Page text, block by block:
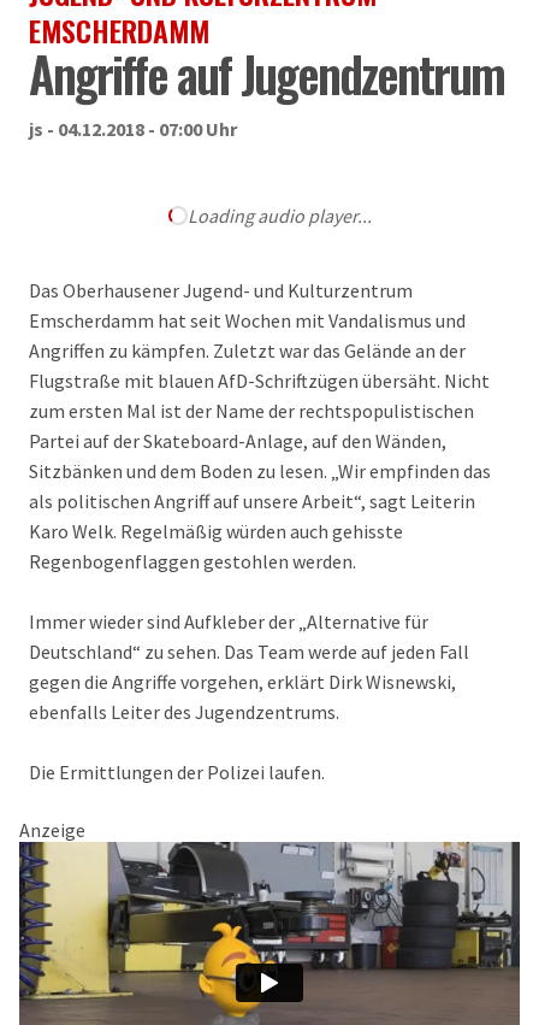
EMSCHERDAMM
Angriffe auf Jugendzentrum
js - 04.12.2018 - 07:00 Uhr
Loading audio player...
Das Oberhausener Jugend- und Kulturzentrum
Emscherdamm hat seit Wochen mit Vandalismus und
Angriffen zu kämpfen. Zuletzt war das Gelände an der
Flugstraße mit blauen AfD-Schriftzügen übersäht. Nicht
zum ersten Mal ist der Name der rechtspopulistischen
Partei auf der Skateboard-Anlage, auf den Wänden,
Sitzbänken und dem Boden zu lesen. „Wir empfinden das
als politischen Angriff auf unsere Arbeit“, sagt Leiterin
Karo Welk. Regelmäßig würden auch gehisste
Regenbogenflaggen gestohlen werden.
Immer wieder sind Aufkleber der „Alternative für
Deutschland“ zu sehen. Das Team werde auf jeden Fall
gegen die Angriffe vorgehen, erklärt Dirk Wisnewski,
ebenfalls Leiter des Jugendzentrums.
Die Ermittlungen der Polizei laufen.
Anzeige